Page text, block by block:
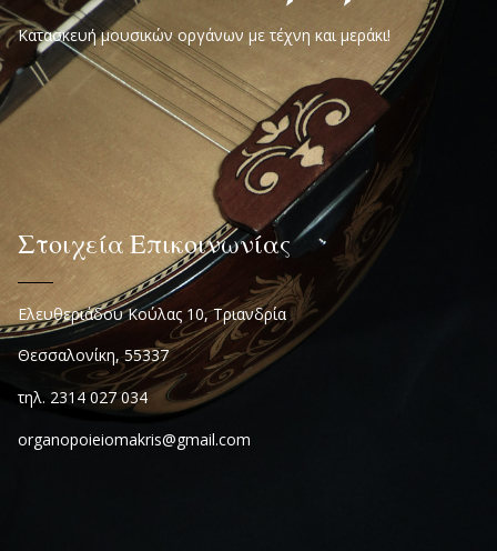
Κατασκευή μουσικών οργάνων με τέχνη και μεράκι!
Στοιχεία Επικοινωνίας
Ελευθεριάδου Κούλας 10, Τριανδρία
Θεσσαλονίκη, 55337
τηλ. 2314 027 034
organopoieiomakris@gmail.com